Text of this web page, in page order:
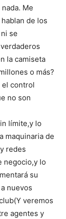
Me
de los
se
la camiseta
o más?
el control
no son
límite,y lo
maquinaria de
redes
negocio,y lo
su
nuevos
veremos
agentes y